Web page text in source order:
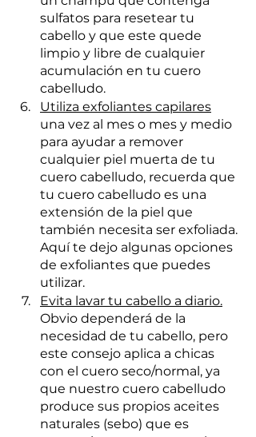
sulfatos para resetear tu
cabello y que este quede
limpio y libre de cualquier
acumulación en tu cuero
cabelludo.
Utiliza exfoliantes capilares
una vez al mes o mes y medio
para ayudar a remover
cualquier piel muerta de tu
cuero cabelludo, recuerda que
tu cuero cabelludo es una
extensión de la piel que
también necesita ser exfoliada.
Aquí te dejo algunas opciones
de exfoliantes que puedes
utilizar.
Evita lavar tu cabello a diario.
Obvio dependerá de la
necesidad de tu cabello, pero
este consejo aplica a chicas
con el cuero seco/normal, ya
que nuestro cuero cabelludo
produce sus propios aceites
naturales (sebo) que es